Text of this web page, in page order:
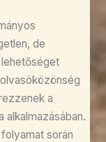
de
a
alkalmazásában.
során